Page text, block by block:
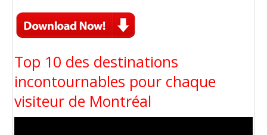
Top 10 des destinations
incontournables pour chaque
visiteur de Montréal